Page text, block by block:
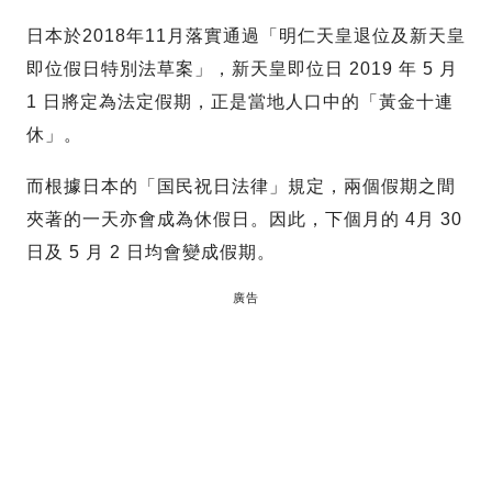
日本於2018年11月落實通過「明仁天皇退位及新天皇
即位假日特別法草案」，新天皇即位日 2019 年 5 月
1 日將定為法定假期，正是當地人口中的「黃金十連
休」。
而根據日本的「国民祝日法律」規定，兩個假期之間
夾著的一天亦會成為休假日。因此，下個月的 4月 30
日及 5 月 2 日均會變成假期。
廣告